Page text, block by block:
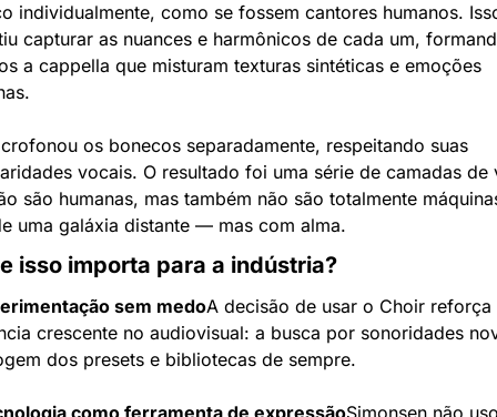
individualmente, como se fossem cantores humanos.
capturar as nuances e harmônicos de cada um,
a cappella que misturam texturas sintéticas e emoções
os bonecos separadamente, respeitando suas
vocais. O resultado foi uma série de camadas de
são humanas, mas também não são totalmente
uma galáxia distante — mas com alma.
isso importa para a indústria?
sem medoA decisão de usar o Choir reforça
crescente no audiovisual: a busca por sonoridades
dos presets e bibliotecas de sempre.
como ferramenta de expressãoSimonsen não